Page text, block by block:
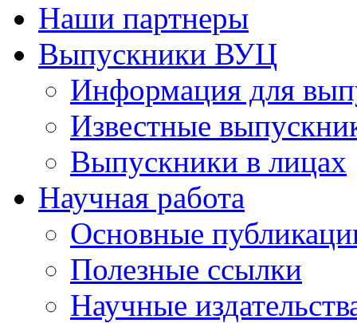
Наши партнеры
Выпускники ВУЦ
Информация для
Известные
Выпускники в лицах
Научная работа
Основные
Полезные ссылки
Научные